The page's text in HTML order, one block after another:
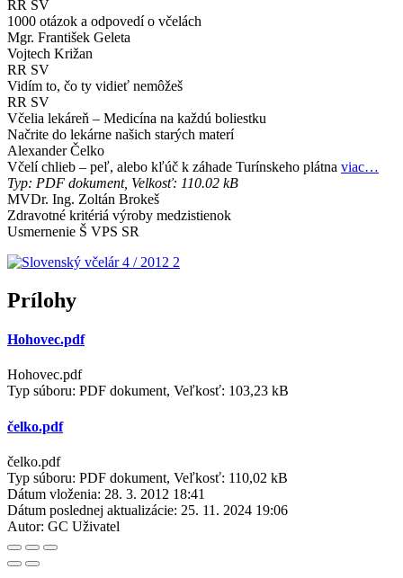
RR SV
1000 otázok a odpovedí o včelách
Mgr. František Geleta
Vojtech Križan
RR SV
Vidím to, čo ty vidieť nemôžeš
RR SV
Včelia lekáreň – Medicína na každú boliestku
Načrite do lekárne našich starých materí
Alexander Čelko
Včelí chlieb – peľ, alebo kľúč k záhade Turínskeho plátna viac…
Typ: PDF dokument, Velkosť: 110.02 kB
MVDr. Ing. Zoltán Brokeš
Zdravotné kritériá výroby medzistienok
Usmernenie Š VPS SR
Prílohy
Hohovec.pdf
Hohovec.pdf
Typ súboru: PDF dokument, Veľkosť: 103,23 kB
čelko.pdf
čelko.pdf
Typ súboru: PDF dokument, Veľkosť: 110,02 kB
Dátum vloženia: 28. 3. 2012 18:41
Dátum poslednej aktualizácie: 25. 11. 2024 19:06
Autor: GC Uživatel